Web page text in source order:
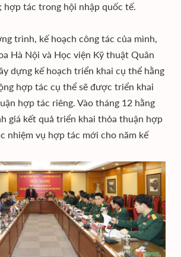
hợp tác trong hội nhập quốc tế.
trình, kế hoạch công tác của mình,
Hà Nội và Học viện Kỹ thuật Quân
dựng kế hoạch triển khai cụ thể hằng
hợp tác cụ thể sẽ được triển khai
hợp tác riêng. Vào tháng 12 hằng
giá kết quả triển khai thỏa thuận hợp
nhiệm vụ hợp tác mới cho năm kế